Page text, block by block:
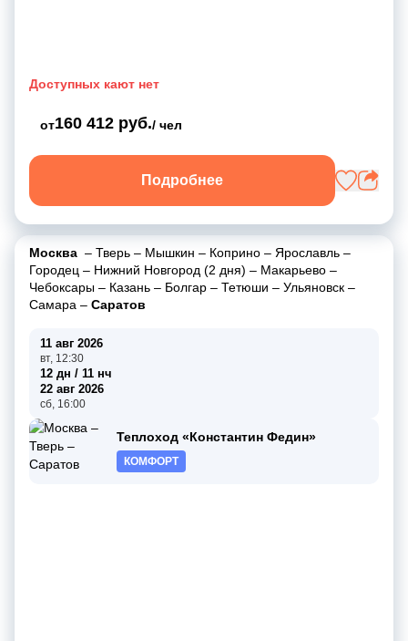
Доступных кают нет
от160 412 руб./ чел
Подробнее
Москва – Тверь – Мышкин – Коприно – Ярославль –
Городец – Нижний Новгород (2 дня) – Макарьево –
Чебоксары – Казань – Болгар – Тетюши – Ульяновск –
Самара – Саратов
11 авг 2026
вт, 12:30
12 дн / 11 нч
22 авг 2026
сб, 16:00
Теплоход «Константин Федин»
КОМФОРТ